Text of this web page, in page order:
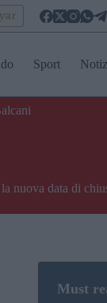
Sport
nuova data di